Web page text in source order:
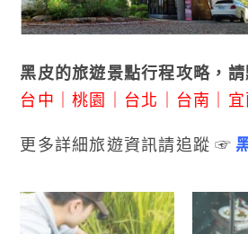
黑皮的旅遊景點行程攻略，請
台中 ｜桃園 台北 台南
更多詳細旅遊資訊請追蹤 ☞